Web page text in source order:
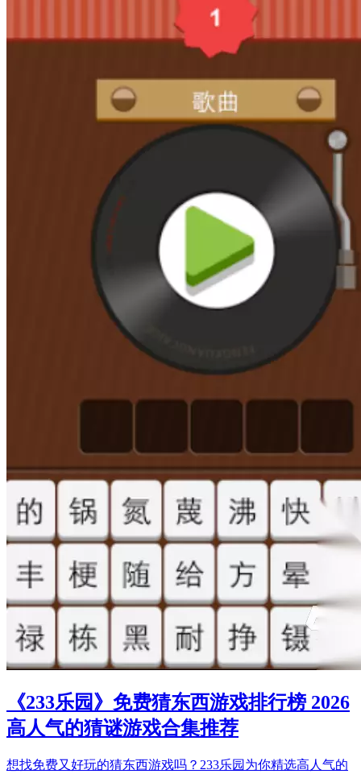
《233乐园》免费猜东西游戏排行榜 2026
高人气的猜谜游戏合集推荐
想找免费又好玩的猜东西游戏吗？233乐园为你精选高人气的